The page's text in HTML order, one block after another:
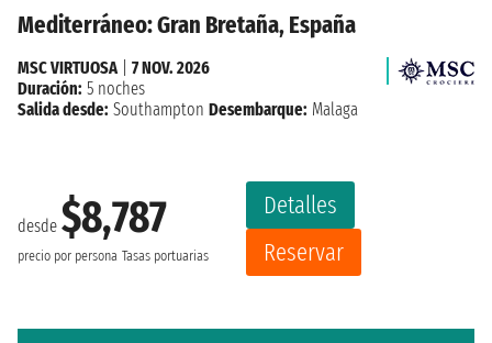
Mediterráneo: Gran Bretaña, España
desde $8,787
precio por persona Tasas portuarias
Detalles
Reservar
MSC VIRTUOSA
7 NOV. 2026
Duración: 5 noches
Salida desde: Southampton Desembarque: Malaga